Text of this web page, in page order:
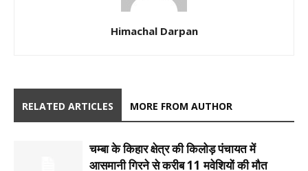
Himachal Darpan
RELATED ARTICLES MORE FROM AUTHOR
चम्बा के किहार क्षेत्र की किलोड़ पंचायत में
आसमानी गिरने से करीब 11 मवेशियों की मौत